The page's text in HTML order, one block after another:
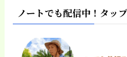
ノートでも配信中！タッ